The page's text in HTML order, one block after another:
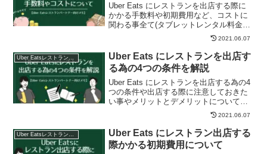
Uber Eats にレストランを出店する際に
かかる手数料や初期費用など、コストに
関わる事全て(タブレットレンタル料金や
月額費用、違約金、解約金)の解説をして
2021.06.07
Uber Eats にレストランを出店す
る為の4つの条件を解説
Uber Eats にレストランを出店する為の4
つの条件や出店する際に注意しておきた
い事やメリットとデメリットについて。
また、レストラン出店をお勧め出来る人
お勧めできない人についても解説してい
ます。
2021.06.07
Uber Eats にレストラン出店する
際かかる初期費用について